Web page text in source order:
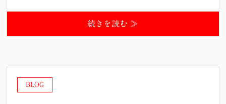
続きを読む ≫
BLOG